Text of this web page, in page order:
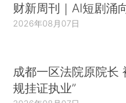
财新周刊｜AI短剧涌
2026年08月07日
成都一区法院原院长
规挂证执业”